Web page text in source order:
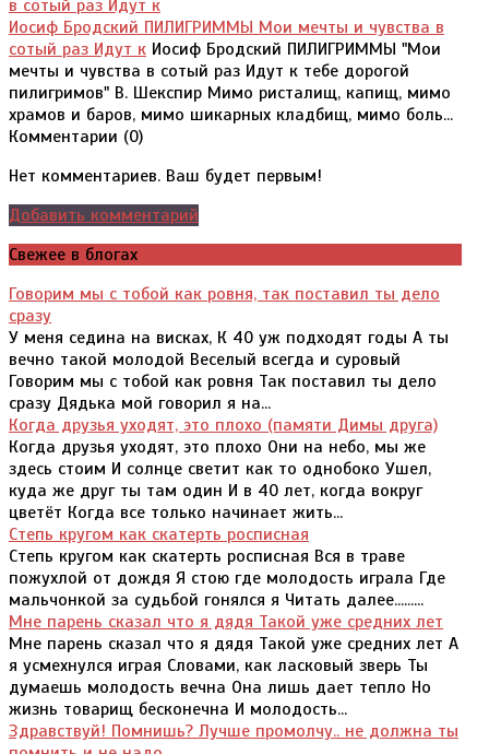
Иосиф Бродский ПИЛИГРИММЫ Мои мечты и чувства в
сотый раз Идут к Иосиф Бродский ПИЛИГРИММЫ "Мои
мечты и чувства в сотый раз Идут к тебе дорогой
пилигримов" В. Шекспир Мимо ристалищ, капищ, мимо
храмов и баров, мимо шикарных кладбищ, мимо боль...
Комментарии (0)
Нет комментариев. Ваш будет первым!
Добавить комментарий
Свежее в блогах
Говорим мы с тобой как ровня, так поставил ты дело
сразу
У меня седина на висках, К 40 уж подходят годы А ты
вечно такой молодой Веселый всегда и суровый
Говорим мы с тобой как ровня Так поставил ты дело
сразу Дядька мой говорил я на...
Когда друзья уходят, это плохо (памяти Димы друга)
Когда друзья уходят, это плохо Они на небо, мы же
здесь стоим И солнце светит как то однобоко Ушел,
куда же друг ты там один И в 40 лет, когда вокруг
цветёт Когда все только начинает жить...
Степь кругом как скатерть росписная
Степь кругом как скатерть росписная Вся в траве
пожухлой от дождя Я стою где молодость играла Где
мальчонкой за судьбой гонялся я Читать далее.........
Мне парень сказал что я дядя Такой уже средних лет
Мне парень сказал что я дядя Такой уже средних лет А
я усмехнулся играя Словами, как ласковый зверь Ты
думаешь молодость вечна Она лишь дает тепло Но
жизнь товарищ бесконечна И молодость...
Здравствуй! Помнишь? Лучше промолчу.. не должна ты